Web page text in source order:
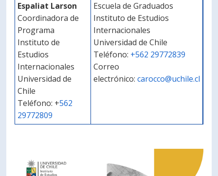
Espaliat Larson
Coordinadora de
Programa
Instituto de
Estudios
Internacionales
Universidad de
Chile
Teléfono: +562
29772809
Escuela de Graduados
Instituto de Estudios
Internacionales
Universidad de Chile
Teléfono: +562 29772839
Correo
electrónico:carocco@uchile.cl